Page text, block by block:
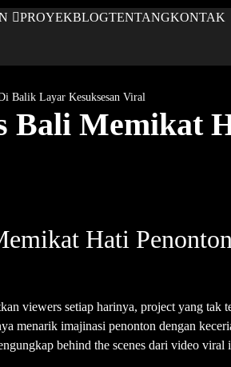
PROYEKBLOGTENTANGKONTAK
Balik Layar Kesuksesan Viral
Bali Memikat
Hati
viewers setiap harinya, project yang
menarik imajinasi penonton dengan
behind the scenes dari video